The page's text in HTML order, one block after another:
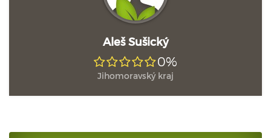
Aleš Sušický
0%
Jihomoravský kraj